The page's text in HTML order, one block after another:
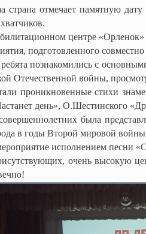
страна отмечает памятную
центре
подготовленного
познакомились с
Отечественной войны,
проникновенные стихи
день», О.Шестинского
была
в годы Второй мировой
исполнением песни
очень высокую